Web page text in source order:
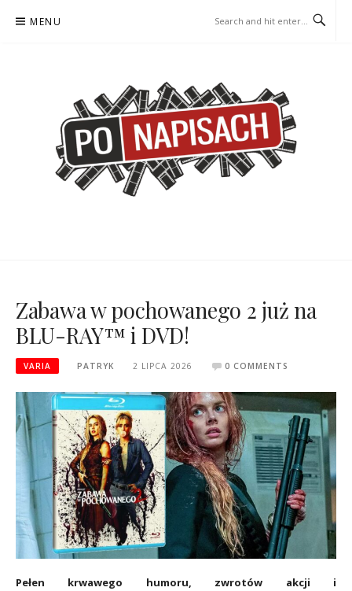
MENU
Zabawa w pochowanego 2 już na
BLU-RAY™ i DVD!
VARIA PATRYK 2 LIPCA 2026 0 COMMENTS
Pełen krwawego humoru, zwrotów akcji i